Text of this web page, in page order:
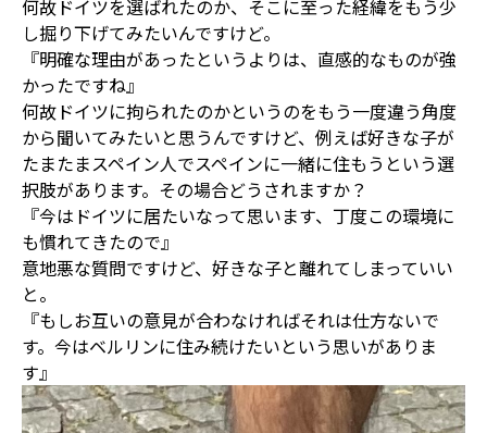
何故ドイツを選ばれたのか、そこに至った経緯をもう少
し掘り下げてみたいんですけど。
『明確な理由があったというよりは、直感的なものが強
かったですね』
何故ドイツに拘られたのかというのをもう一度違う角度
から聞いてみたいと思うんですけど、例えば好きな子が
たまたまスペイン人でスペインに一緒に住もうという選
択肢があります。その場合どうされますか？
『今はドイツに居たいなって思います、丁度この環境に
も慣れてきたので』
意地悪な質問ですけど、好きな子と離れてしまっていい
と。
『もしお互いの意見が合わなければそれは仕方ないで
す。今はベルリンに住み続けたいという思いがありま
す』